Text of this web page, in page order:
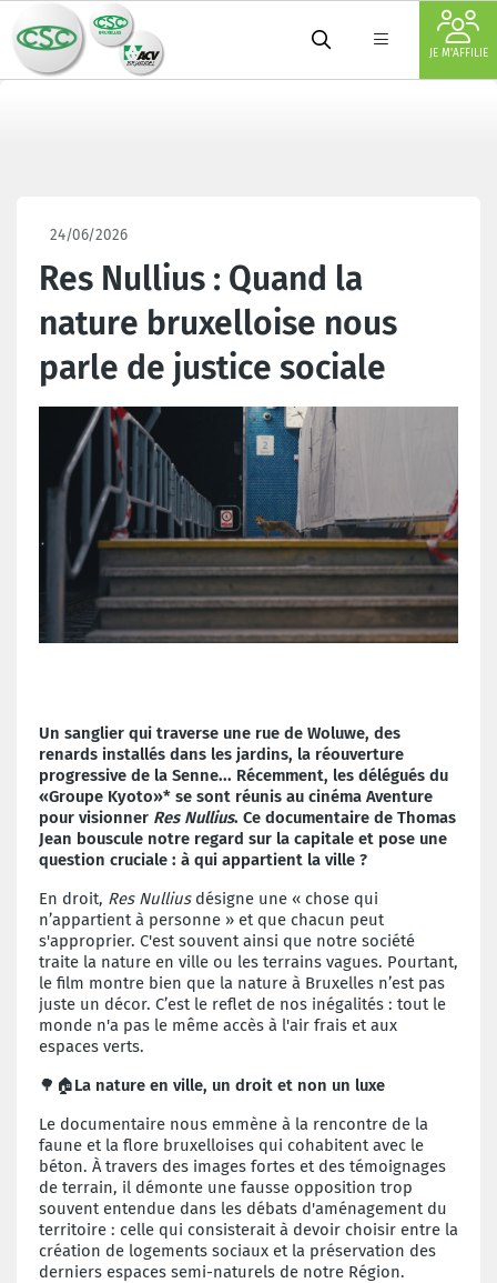
JE M'AFFILIE
24/06/2026
Res Nullius : Quand la
nature bruxelloise nous
parle de justice sociale
Un sanglier qui traverse une rue de Woluwe, des
renards installés dans les jardins, la réouverture
progressive de la Senne... Récemment, les délégués du
«Groupe Kyoto»* se sont réunis au cinéma Aventure
pour visionner Res Nullius. Ce documentaire de Thomas
Jean bouscule notre regard sur la capitale et pose une
question cruciale : à qui appartient la ville ?
En droit, Res Nulliusdésigne une « chose qui
n’appartient à personne » et que chacun peut
s'approprier. C'est souvent ainsi que notre société
traite la nature en ville ou les terrains vagues. Pourtant,
le film montre bien que la nature à Bruxelles n’est pas
juste un décor. C’est le reflet de nos inégalités : tout le
monde n'a pas le même accès à l'air frais et aux
espaces verts.
🌳🏠La nature en ville, un droit et non un luxe
Le documentaire nous emmène à la rencontre de la
faune et la flore bruxelloises qui cohabitent avec le
béton. À travers des images fortes et des témoignages
de terrain, il démonte une fausse opposition trop
souvent entendue dans les débats d'aménagement du
territoire : celle qui consisterait à devoir choisir entre la
création de logements sociaux et la préservation des
derniers espaces semi-naturels de notre Région.